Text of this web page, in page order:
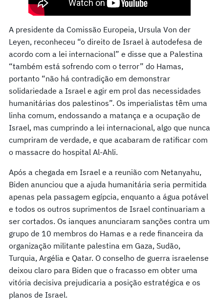
A presidente da Comissão Europeia, Ursula Von der
Leyen, reconheceu “o direito de Israel à autodefesa de
acordo com a lei internacional” e disse que a Palestina
“também está sofrendo com o terror” do Hamas,
portanto “não há contradição em demonstrar
solidariedade a Israel e agir em prol das necessidades
humanitárias dos palestinos”. Os imperialistas têm uma
linha comum, endossando a matança e a ocupação de
Israel, mas cumprindo a lei internacional, algo que nunca
cumpriram de verdade, e que acabaram de ratificar com
o massacre do hospital Al-Ahli.
Após a chegada em Israel e a reunião com Netanyahu,
Biden anunciou que a ajuda humanitária seria permitida
apenas pela passagem egípcia, enquanto a água potável
e todos os outros suprimentos de Israel continuariam a
ser cortados. Os ianques anunciaram sanções contra um
grupo de 10 membros do Hamas e a rede financeira da
organização militante palestina em Gaza, Sudão,
Turquia, Argélia e Qatar. O conselho de guerra israelense
deixou claro para Biden que o fracasso em obter uma
vitória decisiva prejudicaria a posição estratégica e os
planos de Israel.